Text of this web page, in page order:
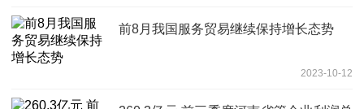
前8月我国服务贸易继续保持增长态势
2023-10-12